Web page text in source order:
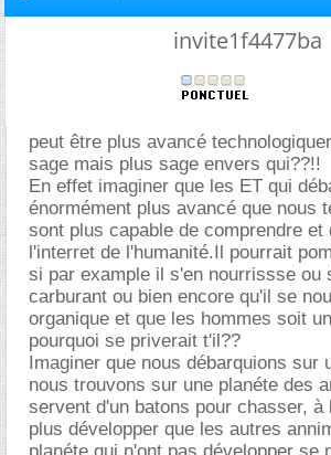
invite1f4477ba
peut être plus avancé
sage mais plus sage envers qui??!!
En effet imaginer que les ET qui
énormément plus avancé que nous
sont plus capable de comprendre et
l'interret de l'humanité.Il pourrait
si par example il s'en nourrissse ou
carburant ou bien encore qu'il se
organique et que les hommes soit
pourquoi se priverait t'il??
Imaginer que nous débarquions sur
nous trouvons sur une planéte des
servent d'un batons pour chasser,
plus développer que les autres